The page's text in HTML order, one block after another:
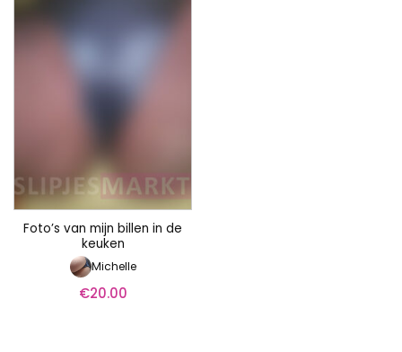
Foto’s van mijn billen in de
keuken
Michelle
€20.00